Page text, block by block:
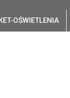
OŚWIETLENIA